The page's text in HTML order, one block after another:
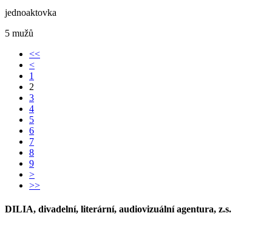
jednoaktovka
5 mužů
<<
<
1
2
3
4
5
6
7
8
9
>
>>
DILIA, divadelní, literární, audiovizuální agentura, z.s.